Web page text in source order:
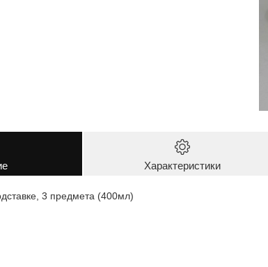
Характеристики
3 предмета (400мл)